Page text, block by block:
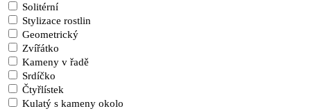
Solitérní
Stylizace rostlin
Geometrický
Zvířátko
Kameny v řadě
Srdíčko
Čtyřlístek
Kulatý s kameny okolo